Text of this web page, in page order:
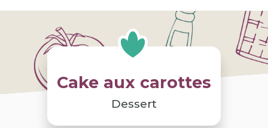
Cake aux carottes
Dessert